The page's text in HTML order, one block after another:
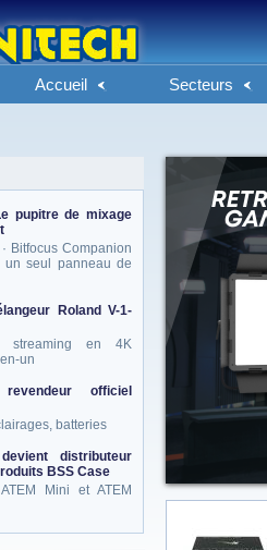
Accueil Secteurs
pupitre de mixage
Bitfocus Companion
seul panneau de
Roland V-1-
streaming en 4K
un
revendeur officiel
batteries
distributeur
BSS Case
Mini et ATEM